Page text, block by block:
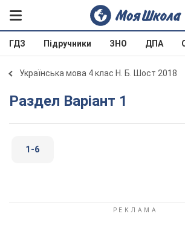
ГДЗ Підручники ЗНО ДПА
Українська мова 4 клас Н. Б. Шост 2018
Раздел Варіант 1
1-6